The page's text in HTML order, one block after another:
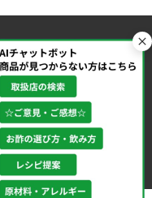
イバシーポリシー
サイトマップ ｜